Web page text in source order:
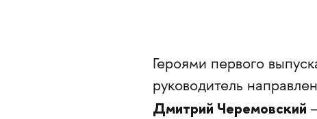
Героями первого
руководитель
Дмитрий Черемовский